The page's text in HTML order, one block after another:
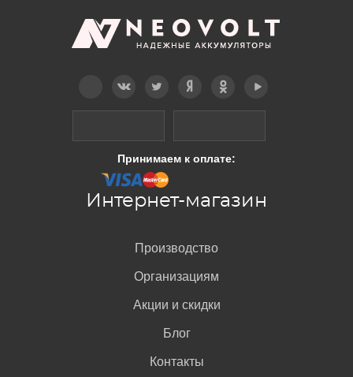
Принимаем к оплате:
Интернет-магазин
Производство
Организациям
Акции и скидки
Блог
Контакты